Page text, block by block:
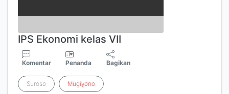
IPS Ekonomi kelas VII
Komentar Penanda Bagikan
Suroso Mugiyono